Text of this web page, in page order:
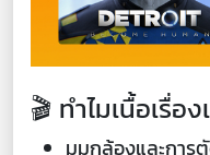
🎬 ทำไมเนื้อเรื่
มุมกล้องและการ